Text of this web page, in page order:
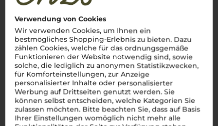
Verwendung von Cookies
Wir verwenden Cookies, um Ihnen ein
bestmögliches Shopping-Erlebnis zu bieten. Dazu
zählen Cookies, welche für das ordnungsgemäße
Funktionieren der Website notwendig sind, sowie
solche, die lediglich zu anonymen Statistikzwecken,
für Komforteinstellungen, zur Anzeige
personalisierter Inhalte oder personalisierter
Werbung auf Drittseiten genutzt werden. Sie
können selbst entscheiden, welche Kategorien Sie
zulassen möchten. Bitte beachten Sie, dass auf Basis
Ihrer Einstellungen womöglich nicht mehr alle
Über die Region
Südtirol
Die alpinische Weinregion Italiens mit einzigartigem
Charakter
Willkommen inSüdtirol, wo majestätische
Alpenlandschaften auf italienischen Charme treffen und eine
der faszinierendsten Weinregionen des Landes bilden.